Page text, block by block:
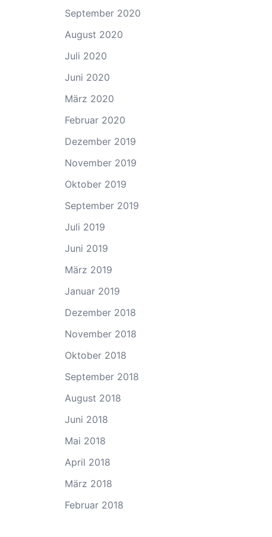
September 2020
August 2020
Juli 2020
Juni 2020
März 2020
Februar 2020
Dezember 2019
November 2019
Oktober 2019
September 2019
Juli 2019
Juni 2019
März 2019
Januar 2019
Dezember 2018
November 2018
Oktober 2018
September 2018
August 2018
Juni 2018
Mai 2018
April 2018
März 2018
Februar 2018